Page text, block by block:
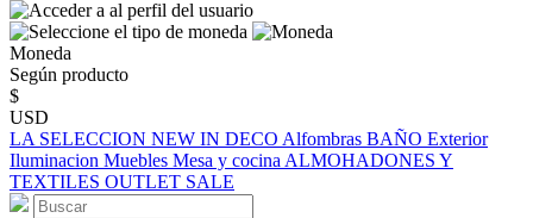
Moneda
Según producto
$
USD
LA SELECCION NEW IN DECO Alfombras BAÑO Exterior
Iluminacion Muebles Mesa y cocina ALMOHADONES Y
TEXTILES OUTLET SALE